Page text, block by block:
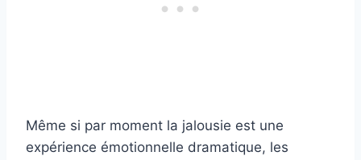
Même si par moment la jalousie est une
expérience émotionnelle dramatique, les